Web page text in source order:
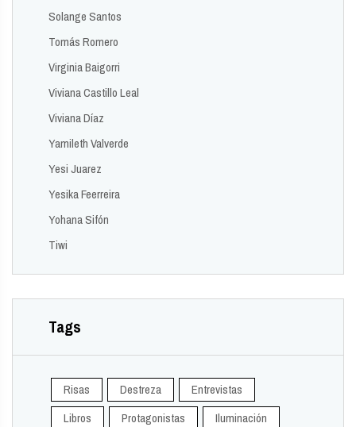
Solange Santos
Tomás Romero
Virginia Baigorri
Viviana Castillo Leal
Viviana Díaz
Yamileth Valverde
Yesi Juarez
Yesika Feerreira
Yohana Sifón
Tiwi
Tags
Risas Destreza
Entrevistas
Libros
Protagonistas
Iluminación